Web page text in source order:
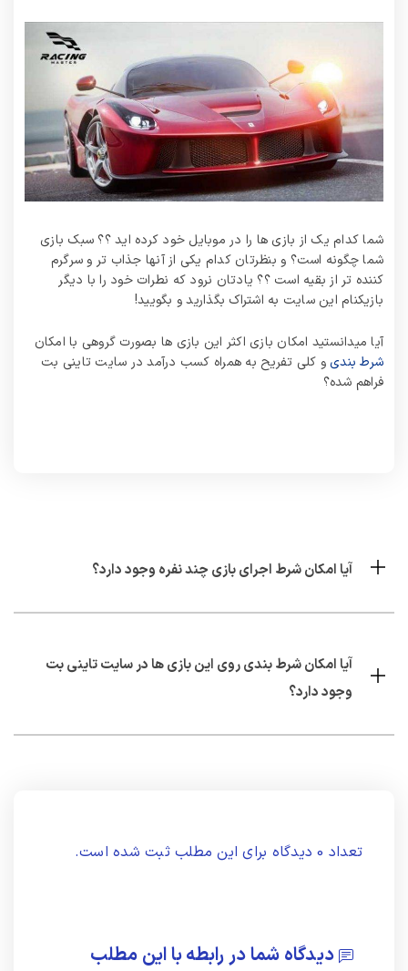
شما کدام یک از بازی ها را در موبایل خود کرده اید ؟؟ سبک بازی
شما چگونه است؟ و بنظرتان کدام یکی از آنها جذاب تر و سرگرم
کننده تر از بقیه است ؟؟ یادتان نرود که نطرات خود را با دیگر
بازیکنام این سایت به اشتراک بگذارید و بگویید!
آیا میدانستید امکان بازی اکثر این بازی ها بصورت گروهی با امکان
شرط بندیو کلی تفریح به همراه کسب درآمد در سایت تاینی بت
فراهم شده؟
آیا امکان شرط اجرای بازی چند نفره وجود دارد؟
آیا امکان شرط بندی روی این بازی ها در سایت تاینی بت
وجود دارد؟
تعداد 0 دیدگاه برای این مطلب ثبت شده است.
دیدگاه شما در رابطه با این مطلب